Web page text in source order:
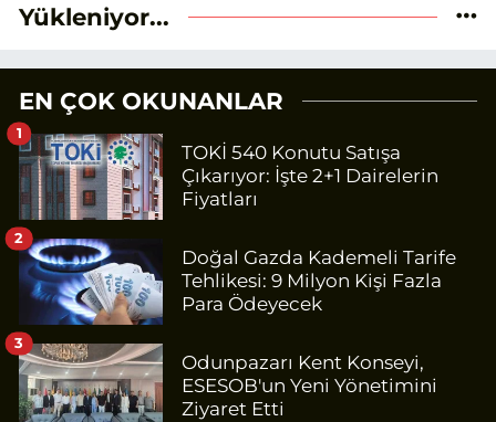
Yükleniyor...
EN ÇOK OKUNANLAR
TOKİ 540 Konutu Satışa
Çıkarıyor: İşte 2+1 Dairelerin
Fiyatları
1
Doğal Gazda Kademeli Tarife
Tehlikesi: 9 Milyon Kişi Fazla
Para Ödeyecek
2
Odunpazarı Kent Konseyi,
ESESOB'un Yeni Yönetimini
Ziyaret Etti
3